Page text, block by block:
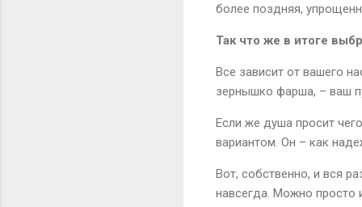
более поздняя,
Так что же в итоге
Все зависит от вашего
зернышко фарша, – ваш
Если же душа просит
вариантом. Он – как
Вот, собственно, и вся
навсегда. Можно просто